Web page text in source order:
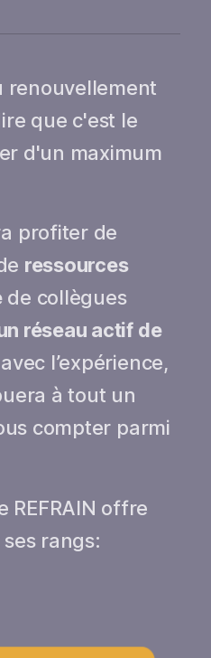
renouvellement
que c'est le
d'un maximum
profiter de
ressources
de collègues
réseau actif de
l’expérience,
à tout un
compter parmi
REFRAIN offre
rangs: